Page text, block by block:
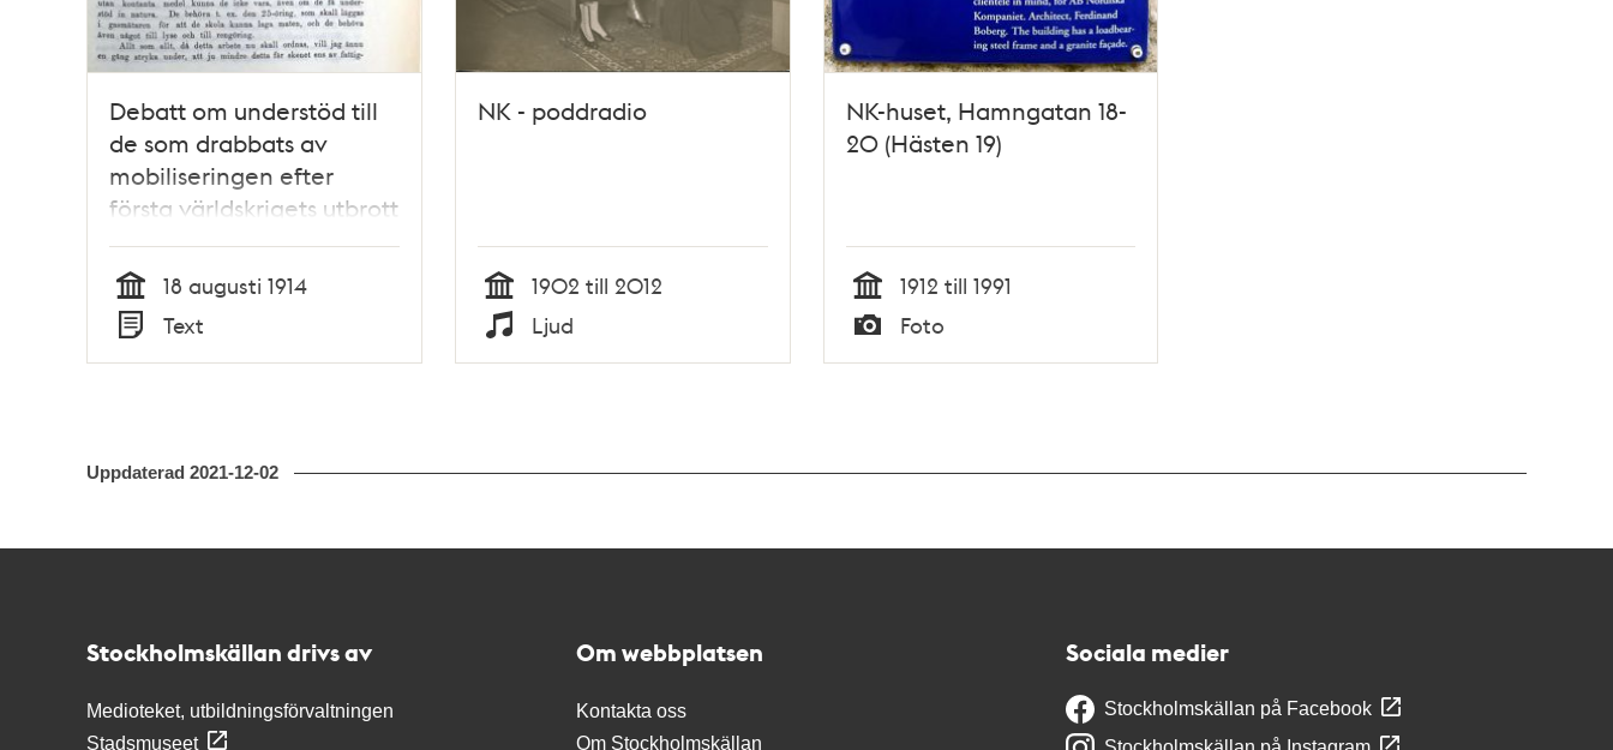
Debatt om understöd till
de som drabbats av
mobiliseringen efter
första världskrigets utbrott
- stadsfullmäktige 1914
Tid
18 augusti 1914
Typ
Text
NK - poddradio
Tid
1902 till 2012
Typ
Ljud
NK-huset, Hamngatan 18-
20 (Hästen 19)
Tid
1912 till 1991
Typ
Foto
Uppdaterad 2021-12-02
Stockholmskällan drivs av
Medioteket, utbildningsförvaltningen
Stadsmuseet
Om webbplatsen
Kontakta oss
Om Stockholmskällan
Sociala medier
Stockholmskällan på Facebook